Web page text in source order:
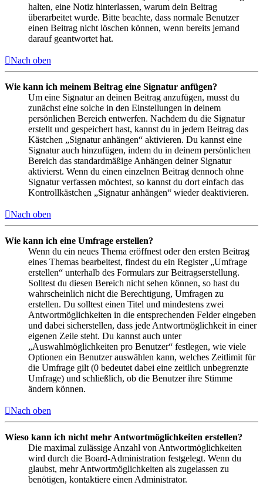
halten, eine Notiz hinterlassen, warum dein Beitrag
überarbeitet wurde. Bitte beachte, dass normale Benutzer
einen Beitrag nicht löschen können, wenn bereits jemand
darauf geantwortet hat.
Nach oben
Wie kann ich meinem Beitrag eine Signatur anfügen?
Um eine Signatur an deinen Beitrag anzufügen, musst du
zunächst eine solche in den Einstellungen in deinem
persönlichen Bereich entwerfen. Nachdem du die Signatur
erstellt und gespeichert hast, kannst du in jedem Beitrag das
Kästchen „Signatur anhängen“ aktivieren. Du kannst eine
Signatur auch hinzufügen, indem du in deinem persönlichen
Bereich das standardmäßige Anhängen deiner Signatur
aktivierst. Wenn du einen einzelnen Beitrag dennoch ohne
Signatur verfassen möchtest, so kannst du dort einfach das
Kontrollkästchen „Signatur anhängen“ wieder deaktivieren.
Nach oben
Wie kann ich eine Umfrage erstellen?
Wenn du ein neues Thema eröffnest oder den ersten Beitrag
eines Themas bearbeitest, findest du ein Register „Umfrage
erstellen“ unterhalb des Formulars zur Beitragserstellung.
Solltest du diesen Bereich nicht sehen können, so hast du
wahrscheinlich nicht die Berechtigung, Umfragen zu
erstellen. Du solltest einen Titel und mindestens zwei
Antwortmöglichkeiten in die entsprechenden Felder eingeben
und dabei sicherstellen, dass jede Antwortmöglichkeit in einer
eigenen Zeile steht. Du kannst auch unter
„Auswahlmöglichkeiten pro Benutzer“ festlegen, wie viele
Optionen ein Benutzer auswählen kann, welches Zeitlimit für
die Umfrage gilt (0 bedeutet dabei eine zeitlich unbegrenzte
Umfrage) und schließlich, ob die Benutzer ihre Stimme
ändern können.
Nach oben
Wieso kann ich nicht mehr Antwortmöglichkeiten erstellen?
Die maximal zulässige Anzahl von Antwortmöglichkeiten
wird durch die Board-Administration festgelegt. Wenn du
glaubst, mehr Antwortmöglichkeiten als zugelassen zu
benötigen, kontaktiere einen Administrator.